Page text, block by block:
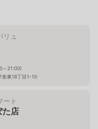
リュ
～21:00)
条東16丁目1-10
ート
た店